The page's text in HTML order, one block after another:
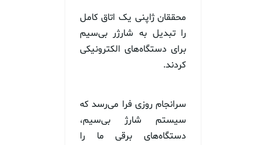
محققان ژاپنی یک اتاق کامل
را تبدیل به شارژر بی‌سیم
برای دستگاه‌های الکترونیکی
کردند.
سرانجام روزی فرا می‌رسد که
سیستم شارژ بی‌سیم،
دستگاه‌های برقی ما را